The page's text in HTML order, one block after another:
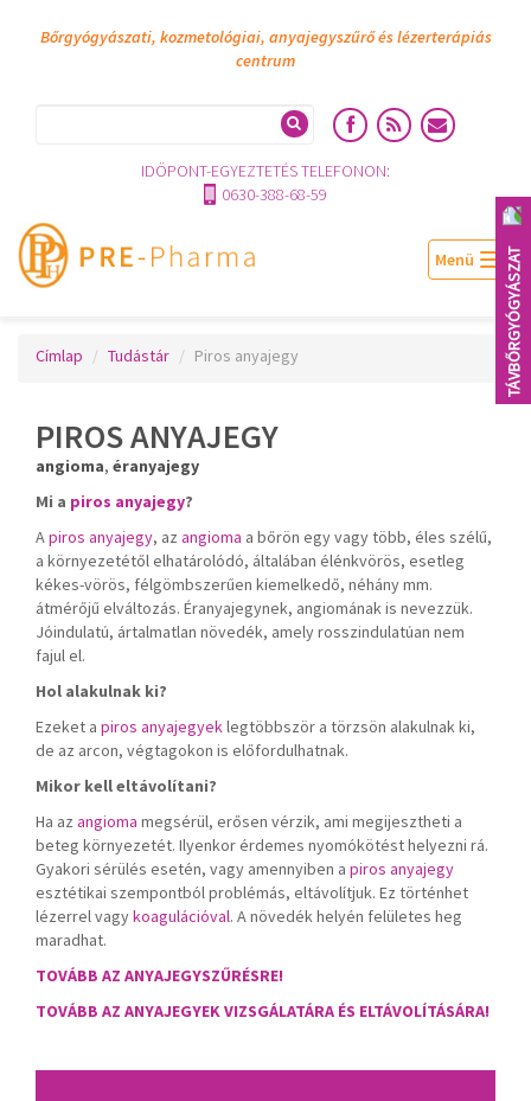
Bőrgyógyászati, kozmetológiai, anyajegyszűrő és lézerterápiás
centrum
IDŐPONT-EGYEZTETÉS TELEFONON:
0630-388-68-59
Címlap Tudástár Piros anyajegy
PIROS ANYAJEGY
angioma, éranyajegy
Mi a piros anyajegy?
Apiros anyajegy, az angioma a bőrön egy vagy több, éles szélű,
a környezetétől elhatárolódó, általában élénkvörös, esetleg
kékes-vörös, félgömbszerűen kiemelkedő, néhány mm.
átmérőjű elváltozás. Éranyajegynek, angiomának is nevezzük.
Jóindulatú, ártalmatlan növedék, amely rosszindulatúan nem
fajul el.
Hol alakulnak ki?
Ezeket a piros anyajegyeklegtöbbször a törzsön alakulnak ki,
de az arcon, végtagokon is előfordulhatnak.
Mikor kell eltávolítani?
Ha az angioma megsérül, erősen vérzik, ami megijesztheti a
beteg környezetét. Ilyenkor érdemes nyomókötést helyezni rá.
Gyakori sérülés esetén, vagy amennyiben a piros anyajegy
esztétikai szempontból problémás, eltávolítjuk. Ez történhet
lézerrel vagykoagulációval. A növedék helyén felületes heg
maradhat.
TOVÁBB AZ ANYAJEGYSZŰRÉSRE!
TOVÁBB AZ ANYAJEGYEK VIZSGÁLATÁRA ÉS ELTÁVOLÍTÁSÁRA!
TÁVBŐRGYÓGYÁSZAT